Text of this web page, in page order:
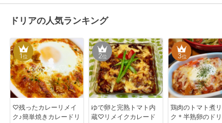
ドリアの人気ランキング
1位
♡残ったカレーリメイ
ク♪簡単焼きカレードリ
2位
ゆで卵と完熟トマト内
蔵♡リメイクカレード
3位
鶏肉のトマト煮
ク＊半熟卵のド